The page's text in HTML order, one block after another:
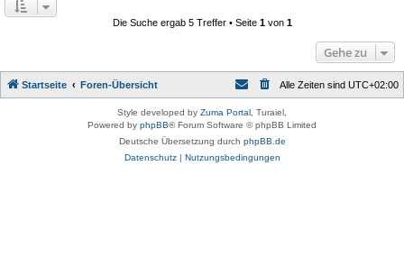
i
Die Suche ergab 5 Treffer • Seite 1von 1
Gehe zu
Startseite Foren-Übersicht Alle Zeiten sind UTC+02:00
Style developed by Zuma Portal , Turaiel,
Powered by phpBB® Forum Software © phpBB Limited
Deutsche Übersetzung durch phpBB.de
Datenschutz| Nutzungsbedingungen